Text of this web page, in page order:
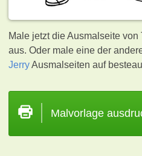
Male jetzt die Ausmalseite
aus. Oder male eine der
JerryAusmalseiten auf
Malvorlage